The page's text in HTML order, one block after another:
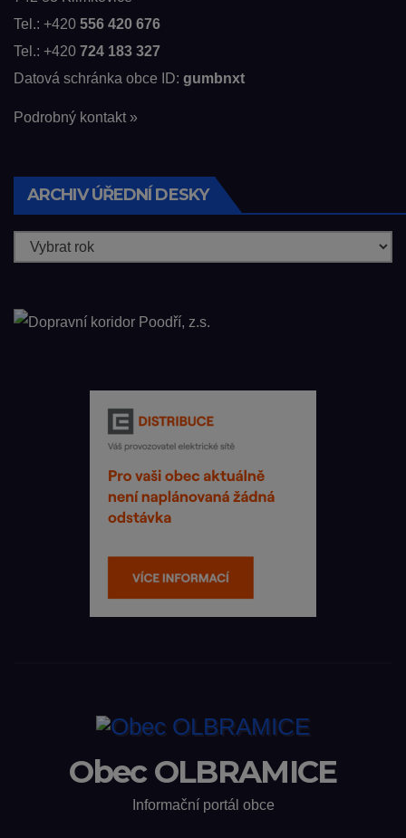
Tel.: +420 556 420 676
Tel.: +420 724 183 327
Datová schránka obce ID: gumbnxt
Podrobný kontakt »
ARCHIV ÚŘEDNÍ DESKY
Obec OLBRAMICE
Informační portál obce